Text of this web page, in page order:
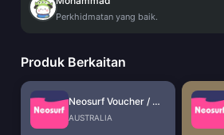
Perkhidmatan yang baik.
Produk Berkaitan
Neosurf Voucher / Prepaid (AU)
AUSTRALIA